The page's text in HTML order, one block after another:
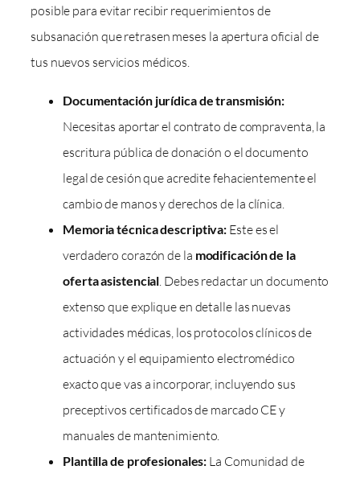
posible para evitar recibir requerimientos de
subsanación que retrasen meses la apertura oficial de
tus nuevos servicios médicos.
Documentación jurídica de transmisión:
Necesitas aportar el contrato de compraventa, la
escritura pública de donación o el documento
legal de cesión que acredite fehacientemente el
cambio de manos y derechos de la clínica.
Memoria técnica descriptiva: Este es el
verdadero corazón de la modificación de la
oferta asistencial. Debes redactar un documento
extenso que explique en detalle las nuevas
actividades médicas, los protocolos clínicos de
actuación y el equipamiento electromédico
exacto que vas a incorporar, incluyendo sus
preceptivos certificados de marcado CE y
manuales de mantenimiento.
Plantilla de profesionales: La Comunidad de